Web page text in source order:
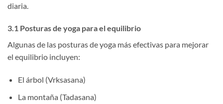
diaria.
3.1 Posturas de yoga para el equilibrio
Algunas de las posturas de yoga más efectivas para mejorar
el equilibrio incluyen:
El árbol (Vrksasana)
La montaña (Tadasana)